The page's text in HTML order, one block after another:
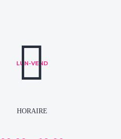
LUN-VEND


HORAIRE